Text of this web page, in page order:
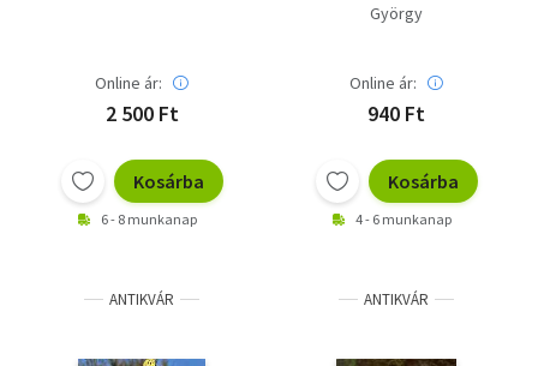
Online ár:
2 500 Ft
Kosárba
6 - 8 munkanap
György
Online ár:
940 Ft
Kosárba
4 - 6 munkanap
ANTIKVÁR ANTIKVÁR